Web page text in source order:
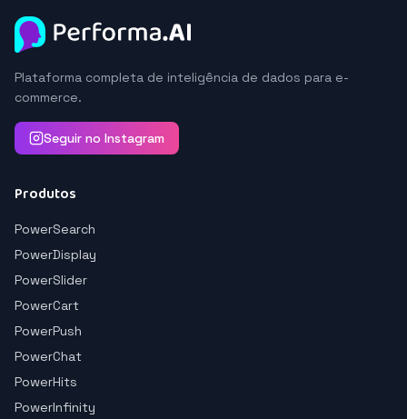
Plataforma completa de inteligência de dados para e-
commerce.
Seguir no Instagram
Produtos
PowerSearch
PowerDisplay
PowerSlider
PowerCart
PowerPush
PowerChat
PowerHits
PowerInfinity